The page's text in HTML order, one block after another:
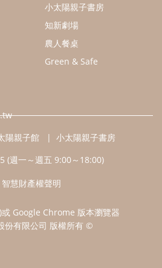
小太陽親子書房
知新劇場
農人餐桌
Green & Safe
陽親子館
小太陽親子書房
(週一～週五 9:00～18:00)
智慧財產權聲明
Google Chrome 版本瀏覽器
份有限公司 版權所有 ©